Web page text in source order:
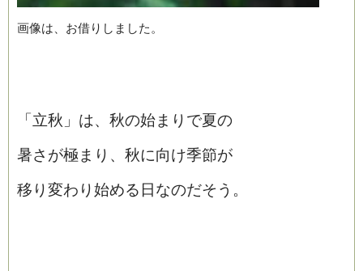
画像は、お借りしました。
「立秋」は、秋の始まりで夏の
暑さが極まり、秋に向け季節が
移り変わり始める日なのだそう。